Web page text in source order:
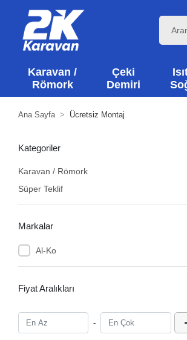
Karavan /
Römork
Çeki
Demiri
Ana Sayfa Ücretsiz Montaj
Kategoriler
Karavan / Römork
Süper Teklif
Markalar
Al-Ko
Fiyat Aralıkları
-